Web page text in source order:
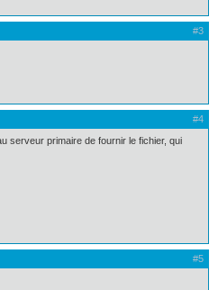
#3
#4
serveur primaire de fournir le fichier, qui
#5